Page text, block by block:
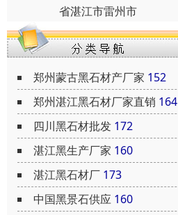
省湛江市雷州市
郑州蒙古黑石材产厂家 152
郑州湛江黑石材厂家直销 164
四川黑石材批发 172
湛江黑生产厂家 160
湛江黑石材厂 173
中国黑景石供应 160